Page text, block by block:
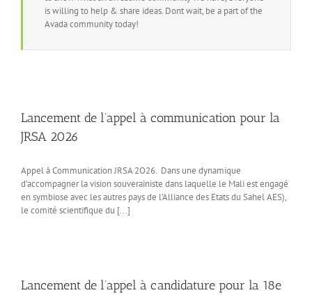
is willing to help & share ideas. Dont wait, be a part of the
Avada community today!
Lancement de l’appel à communication pour la
JRSA 2026
Appel à Communication JRSA 2O26. Dans une dynamique
d’accompagner la vision souverainiste dans laquelle le Mali est engagé
en symbiose avec les autres pays de l’Alliance des Etats du Sahel AES),
le comité scientifique du [...]
Lancement de l’appel à candidature pour la 18e